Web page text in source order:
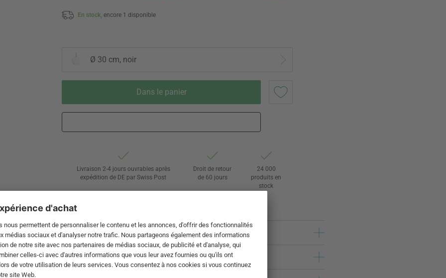
En stock, encore 1 disponible
Ø 30 cm, noir
Dans le panier
Livraison 2-4 jours ouvrables après
expédition de DE par Swiss Post
Droit de retour
de 60 jours
24 000
produits en
stock